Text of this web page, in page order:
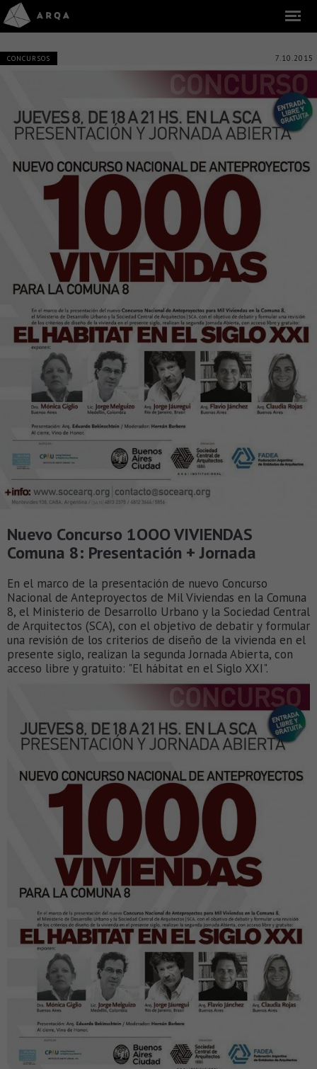
CONCURSOS 7.10.2015
Nuevo Concurso 1OOO VIVIENDAS
Comuna 8: Presentación + Jornada
En el marco de la presentación de nuevo Concurso
Nacional de Anteproyectos de Mil Viviendas en la Comuna
8, el Ministerio de Desarrollo Urbano y la Sociedad Central
de Arquitectos (SCA), con el objetivo de debatir y formular
una revisión de los criterios de diseño de la vivienda en el
presente siglo, realizan la segunda Jornada Abierta, con
acceso libre y gratuito: "El hábitat en el Siglo XXI".